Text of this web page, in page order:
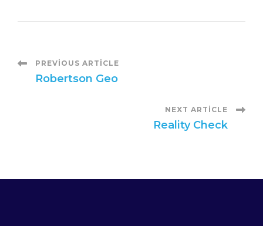
P
N
PREVIOUS ARTICLE
Robertson Geo
NEXT ARTICLE
Reality Check